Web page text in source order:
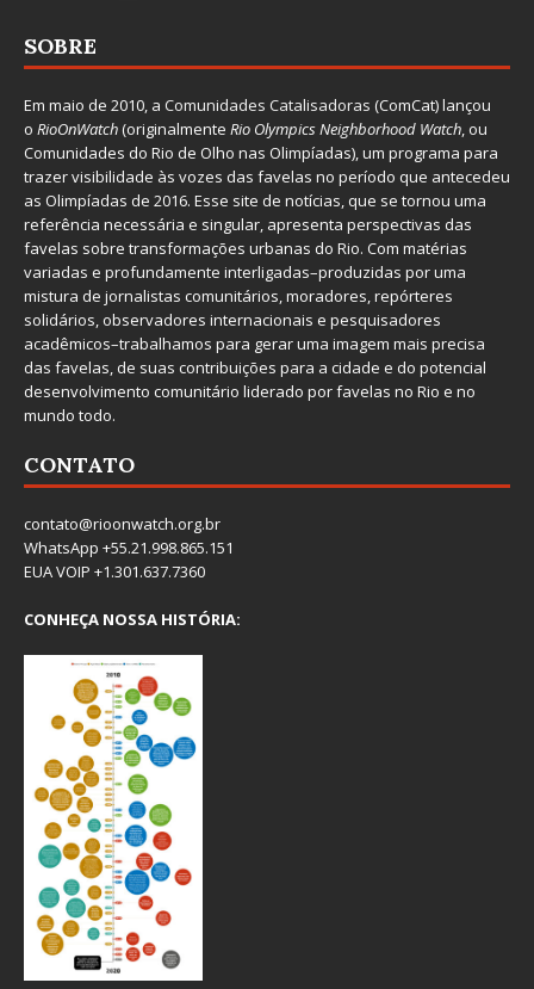
SOBRE
Em maio de 2010, a Comunidades Catalisadoras (ComCat) lançou
o RioOnWatch(originalmente Rio Olympics Neighborhood Watch, ou
Comunidades do Rio de Olho nas Olimpíadas), um programa para
trazer visibilidade às vozes das favelas no período que antecedeu
as Olimpíadas de 2016. Esse site de notícias, que se tornou uma
referência necessária e singular, apresenta perspectivas das
favelas sobre transformações urbanas do Rio. Com matérias
variadas e profundamente interligadas–produzidas por uma
mistura de jornalistas comunitários, moradores, repórteres
solidários, observadores internacionais e pesquisadores
acadêmicos–trabalhamos para gerar uma imagem mais precisa
das favelas, de suas contribuições para a cidade e do potencial
desenvolvimento comunitário liderado por favelas no Rio e no
mundo todo.
CONTATO
contato@rioonwatch.org.br
WhatsApp +55.21.998.865.151
EUA VOIP +1.301.637.7360
CONHEÇA NOSSA HISTÓRIA: